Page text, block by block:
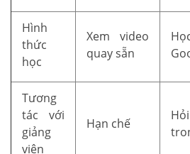
Hình
thức
học
Xem video
quay sẵn
Tương
tác với
giảng
viên
Hạn chế